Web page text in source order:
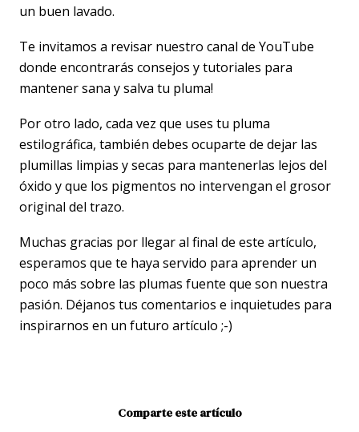
un buen lavado.
Te invitamos a revisar nuestro canal de YouTube
donde encontrarás consejos y tutoriales para
mantener sana y salva tu pluma!
Por otro lado, cada vez que uses tu pluma
estilográfica, también debes ocuparte de dejar las
plumillas limpias y secas para mantenerlas lejos del
óxido y que los pigmentos no intervengan el grosor
original del trazo.
Muchas gracias por llegar al final de este artículo,
esperamos que te haya servido para aprender un
poco más sobre las plumas fuente que son nuestra
pasión. Déjanos tus comentarios e inquietudes para
inspirarnos en un futuro artículo ;-)
Comparte este artículo